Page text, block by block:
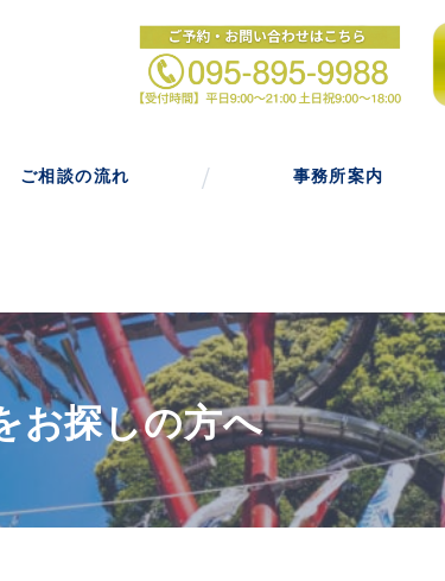
ご相談の流れ 事務所案内
お探しの方へ